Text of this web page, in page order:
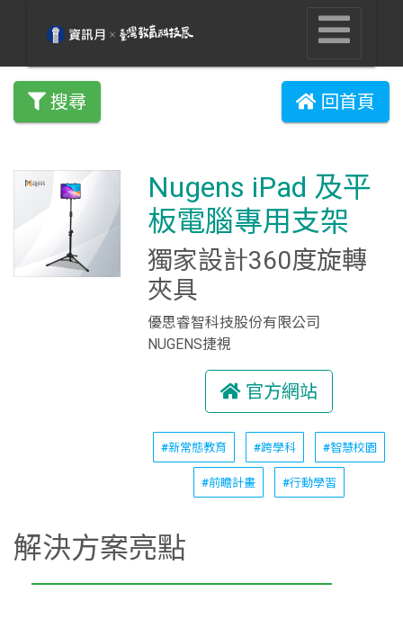
搜尋 回首頁
Nugens iPad 及平
板電腦專用支架
獨家設計360度旋轉
夾具
優思睿智科技股份有限公司
NUGENS捷視
官方網站
#新常態教育 #跨學科 #智慧校園
#前瞻計畫 #行動學習
解決方案亮點